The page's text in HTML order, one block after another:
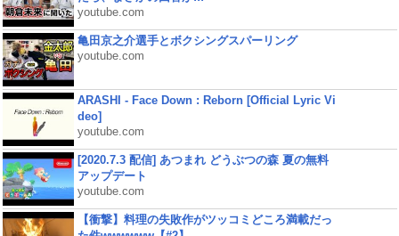
youtube.com
亀田京之介選手とボクシングスパーリング
youtube.com
ARASHI - Face Down : Reborn [Official Lyric Vi
deo]
youtube.com
[2020.7.3 配信] あつまれ どうぶつの森 夏の無料
アップデート
youtube.com
【衝撃】料理の失敗作がツッコミどころ満載だっ